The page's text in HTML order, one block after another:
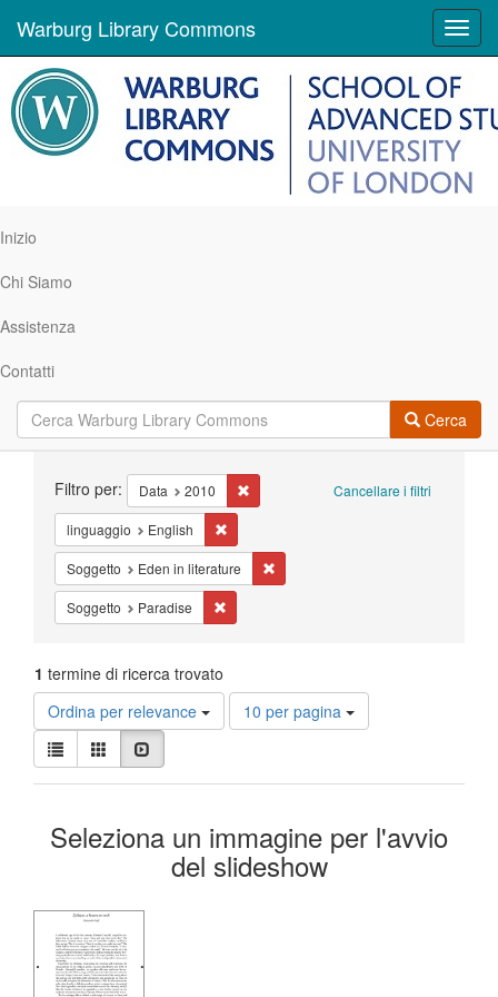
Warburg Library Commons
Inizio
Chi Siamo
Assistenza
Contatti
Cerca
Ricerca Cancellare i filtri
Filtro per: Data 2010 Cancella il filtro Data: 2010
linguaggio English
Soggetto Eden in literature
Soggetto Paradise
1 termine di ricerca trovato
Ordina per relevance
Risultati
per
10 per pagina
Visualizza
i
risultati
Lista Galleria
Risultati
della
Seleziona un immagine per l'avvio
del slideshow